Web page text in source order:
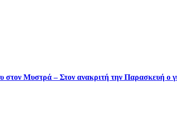
στον Μυστρά – Στον ανακριτή την Παρασκευή ο